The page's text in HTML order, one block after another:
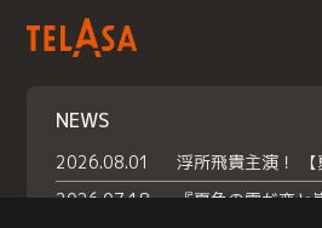
NEWS
2026.08.01
2026.07.18